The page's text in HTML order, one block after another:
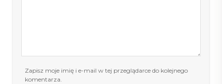
Zapisz moje imię i e-mail w tej przeglądarce do kolejnego
komentarza.